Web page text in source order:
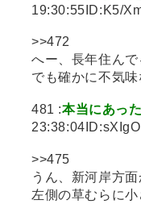
19:30:55ID:K5/
>>472
へー、長年住んで
でも確かに不気
481 :本当にあっ
>>475
うん、新河岸方
左側の草むらに